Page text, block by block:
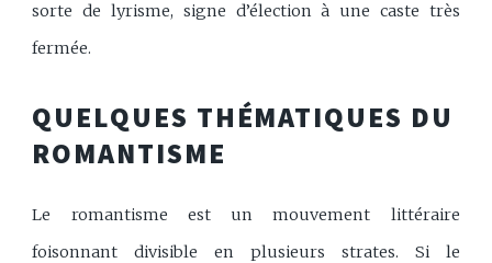
sorte de lyrisme, signe d’élection à une caste très
fermée.
QUELQUES THÉMATIQUES DU
ROMANTISME
Le romantisme est un mouvement littéraire
foisonnant divisible en plusieurs strates. Si le